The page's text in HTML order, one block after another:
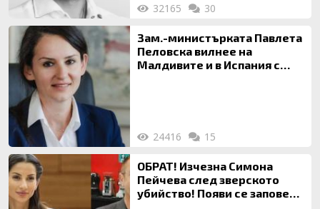
32165 30
Зам.-министърката Павлета
Пеловска вилнее на
Малдивите и в Испания с
24416 15
ОБРАТ! Изчезна Симона
Пейчева след зверското
убийство! Появи се заповед